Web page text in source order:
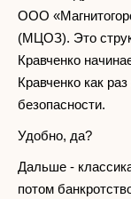
ООО
(МЦОЗ). Это
Кравченко
Кравченко как
безопасности.
Удобно, да?
Дальше -
потом